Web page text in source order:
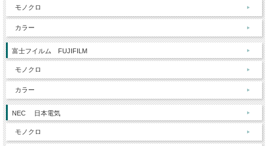
モノクロ
カラー
富士フイルム FUJIFILM
モノクロ
カラー
NEC 日本電気
モノクロ